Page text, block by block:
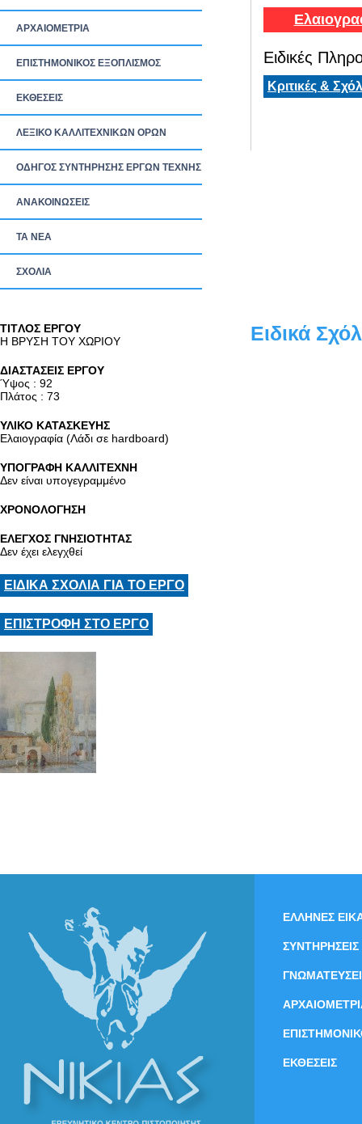
ΑΡΧΑΙΟΜΕΤΡΙΑ
ΕΠΙΣΤΗΜΟΝΙΚΟΣ ΕΞΟΠΛΙΣΜΟΣ
ΕΚΘΕΣΕΙΣ
ΛΕΞΙΚΟ ΚΑΛΛΙΤΕΧΝΙΚΩΝ ΟΡΩΝ
ΟΔΗΓΟΣ ΣΥΝΤΗΡΗΣΗΣ ΕΡΓΩΝ ΤΕΧΝΗΣ
ΑΝΑΚΟΙΝΩΣΕΙΣ
ΤΑ ΝEΑ
ΣΧΟΛΙΑ
Ειδικές
Κριτικές &
TITΛΟΣ ΕΡΓΟΥ
Η ΒΡΥΣΗ ΤΟΥ ΧΩΡΙΟΥ
ΔΙΑΣΤΑΣΕΙΣ ΕΡΓΟΥ
Ύψος : 92
Πλάτος : 73
ΥΛΙΚΟ ΚΑΤΑΣΚΕΥΗΣ
Ελαιογραφία (Λάδι σε hardboard)
ΥΠΟΓΡΑΦΗ ΚΑΛΛΙΤΕΧΝΗ
Δεν είναι υπογεγραμμένο
ΧΡΟΝΟΛΟΓΗΣΗ
ΕΛΕΓΧΟΣ ΓΝΗΣΙΟΤΗΤΑΣ
Δεν έχει ελεγχθεί
ΕΙΔΙΚΑ ΣΧΟΛΙΑ ΓΙΑ ΤΟ ΕΡΓΟ
ΕΠΙΣΤΡΟΦΗ ΣΤΟ ΕΡΓΟ
Ειδικά
ΕΛΛΗΝΕΣ
ΣΥΝΤΗΡΗΣΕΙΣ
ΕΚΘΕΣΕΙΣ